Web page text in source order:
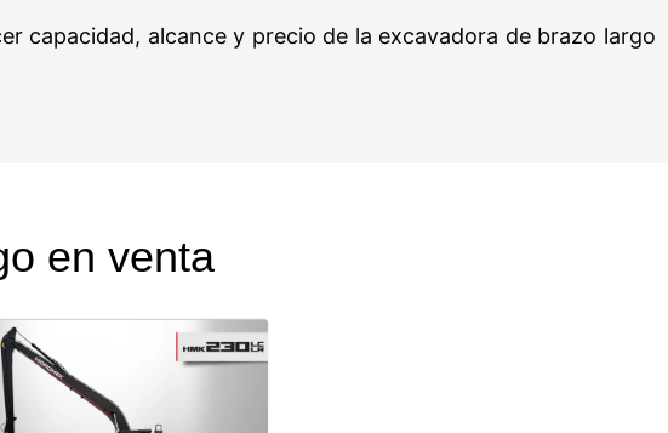
capacidad, alcance y precio de la excavadora de brazo largo
en venta